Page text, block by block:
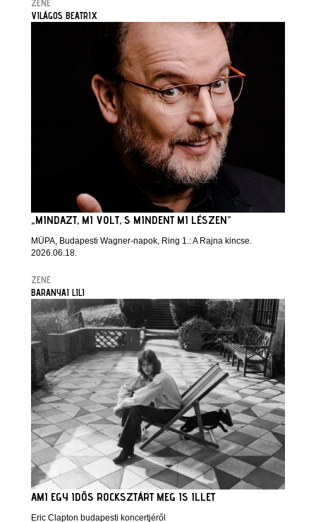
ZENE
VILÁGOS BEATRIX
„MINDAZT, MI VOLT, S MINDENT MI LÉSZEN”
MÜPA, Budapesti Wagner-napok, Ring 1.: A Rajna kincse.
2026.06.18.
ZENE
BARANYAI LILI
AMI EGY IDŐS ROCKSZTÁRT MEG IS ILLET
Eric Clapton budapesti koncertjéről